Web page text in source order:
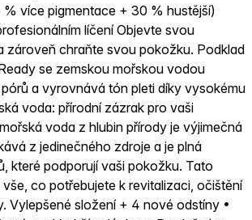
více pigmentace + 30 % hustější)
líčení Objevte svou
zároveň chraňte svou pokožku. Podklad
se zemskou mořskou vodou
a vyrovnává tón pleti díky vysokému
voda: přírodní zázrak pro vaši
voda z hlubin přírody je výjimečná
z jedinečného zdroje a je plná
které podporují vaši pokožku. Tato
co potřebujete k revitalizaci, očištění
Vylepšené složení + 4 nové odstíny •